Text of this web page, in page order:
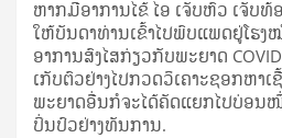
ຫາກມີອາການໄຂ້ ໄອ ເຈັບຫົວ ເຈັບ
ໃຫ້ບັນດາທ່ານເຂົ້າໄປພົບແພດຢູ່ໂຮງ
ອາການສົງໄສກ່ຽວກັບພະຍາດ
ເກັບຕົວຢ່າງໄປກວດວິເຄາະຊອກຫາ
ພະຍາດອື່ນກໍຈະໄດ້ຄັດແຍກໄປບ່ອນ
ປິ່ນປົວຢ່າງທັນການ.